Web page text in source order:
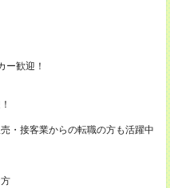
ー歓迎！
・接客業からの転職の方も活躍中